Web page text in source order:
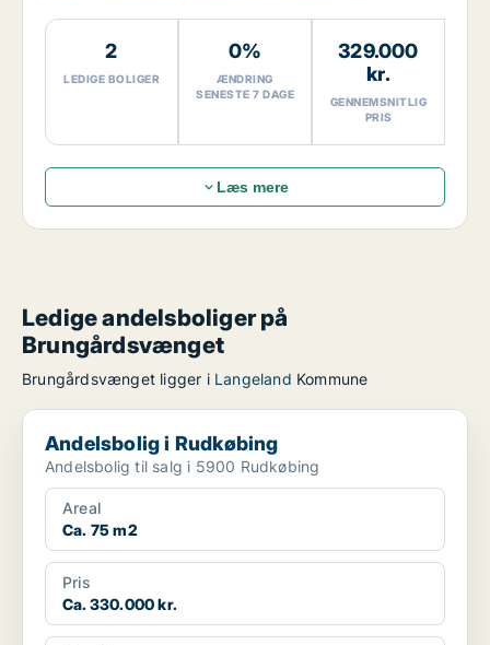
2
LEDIGE BOLIGER
0%
ÆNDRING
SENESTE 7 DAGE
329.000
kr.
GENNEMSNITLIG
PRIS
Læs mere
Ledige andelsboliger på
Brungårdsvænget
Brungårdsvænget ligger i Langeland Kommune
Andelsbolig i Rudkøbing
Andelsbolig i Rudkøbing
Andelsbolig til salg i 5900 Rudkøbing
Areal
Ca. 75 m2
Pris
Ca. 330.000 kr.